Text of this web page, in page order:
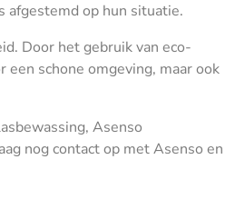
afgestemd op hun situatie.
Door het gebruik van eco-
schone omgeving, maar ook
Asenso
nog contact op met Asenso en